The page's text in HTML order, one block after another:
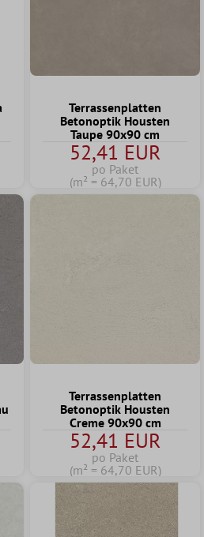
Terrassenplatten
Betonoptik Housten
Taupe 90x90 cm
52,41 EUR
po Paket
(m² = 64,70 EUR)
Terrassenplatten
Betonoptik Housten
Creme 90x90 cm
52,41 EUR
po Paket
(m² = 64,70 EUR)